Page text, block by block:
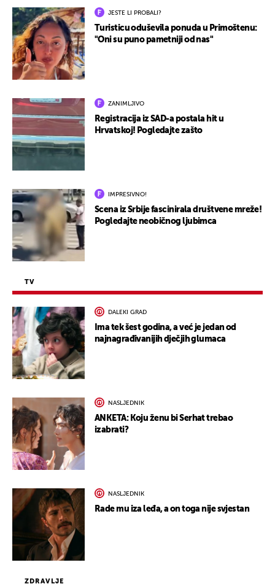
ZDRAVLJE
JESTE LI PROBALI?
Turisticu oduševila ponuda u Primoštenu:
"Oni su puno pametniji od nas"
ZANIMLJIVO
Registracija iz SAD-a postala hit u
Hrvatskoj! Pogledajte zašto
IMPRESIVNO!
Scena iz Srbije fascinirala društvene mreže!
Pogledajte neobičnog ljubimca
TV
DALEKI GRAD
Ima tek šest godina, a već je jedan od
najnagrađivanijih dječjih glumaca
NASLJEDNIK
ANKETA: Koju ženu bi Serhat trebao
izabrati?
NASLJEDNIK
Rade mu iza leđa, a on toga nije svjestan